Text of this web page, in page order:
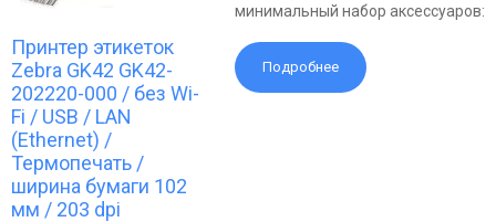
минимальный набор аксессуаров:
Подробнее
Принтер этикеток
Zebra GK42 GK42-
202220-000 / без Wi-
Fi / USB / LAN
(Ethernet) /
Термопечать /
ширина бумаги 102
мм / 203 dpi